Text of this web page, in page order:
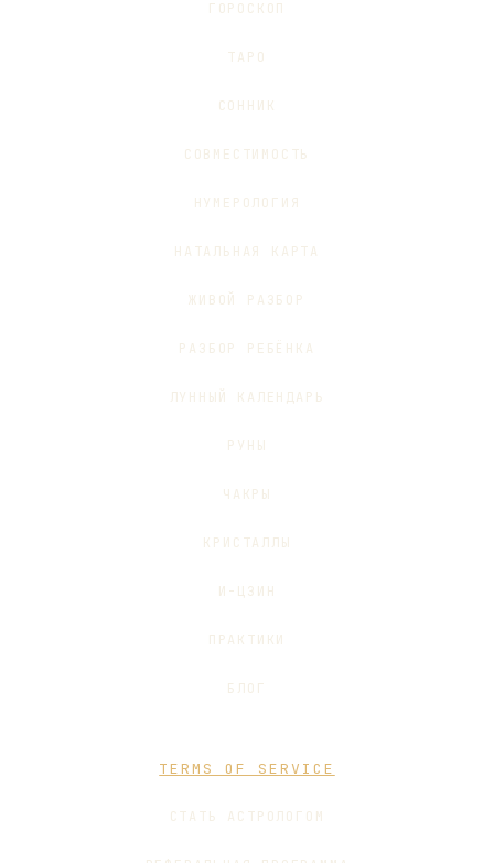
ГОРОСКОП
ТАРО
СОННИК
СОВМЕСТИМОСТЬ
НУМЕРОЛОГИЯ
НАТАЛЬНАЯ КАРТА
ЖИВОЙ РАЗБОР
РАЗБОР РЕБЁНКА
ЛУННЫЙ КАЛЕНДАРЬ
РУНЫ
ЧАКРЫ
КРИСТАЛЛЫ
И-ЦЗИН
ПРАКТИКИ
БЛОГ
TERMS OF SERVICE
СТАТЬ АСТРОЛОГОМ